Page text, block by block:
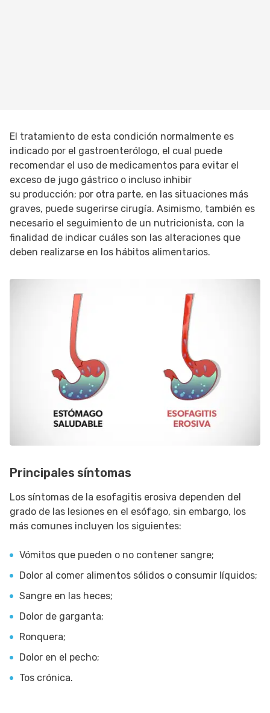
El tratamiento de esta condición normalmente es
indicado por el gastroenterólogo, el cual puede
recomendar el uso de medicamentos para evitar el
exceso de jugo gástrico o incluso inhibir
su producción; por otra parte, en las situaciones más
graves, puede sugerirse cirugía. Asimismo, también es
necesario el seguimiento de un nutricionista, con la
finalidad de indicar cuáles son las alteraciones que
deben realizarse en los hábitos alimentarios.
Principales síntomas
Los síntomas de la esofagitis erosiva dependen del
grado de las lesiones en el esófago, sin embargo, los
más comunes incluyen los siguientes:
Vómitos que pueden o no contener sangre;
Dolor al comer alimentos sólidos o consumir líquidos;
Sangre en las heces;
Dolor de garganta;
Ronquera;
Dolor en el pecho;
Tos crónica.